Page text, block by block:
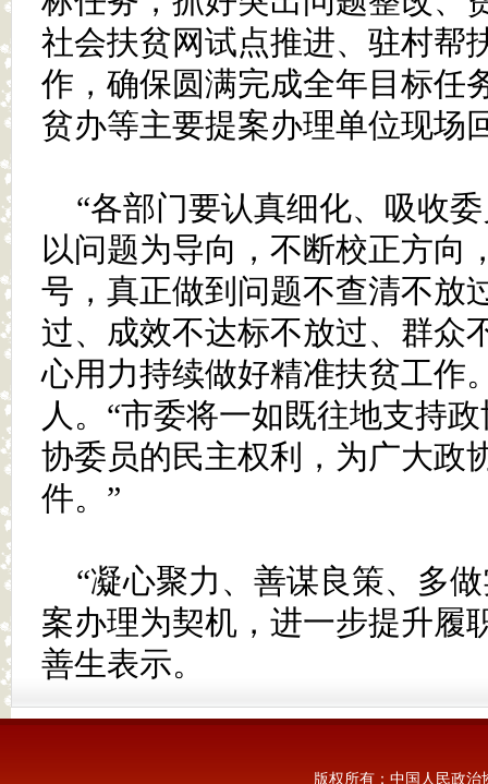
社会扶贫网试点推进、驻村帮
作，确保圆满完成全年目标任
贫办等主要提案办理单位现场
“各部门要认真细化、吸收
以问题为导向，不断校正方向
号，真正做到问题不查清不放
过、成效不达标不放过、群众
心用力持续做好精准扶贫工作
人。“市委将一如既往地支持
协委员的民主权利，为广大政
件。”
“凝心聚力、善谋良策、多
案办理为契机，进一步提升履
善生表示。
版权所有：中国人民政